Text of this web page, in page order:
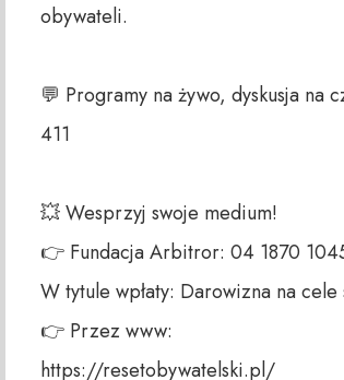
obywateli.
💬 Programy na żywo, dyskusja na
411
💥 Wesprzyj swoje medium!
👉 Fundacja Arbitror: 04 1870
W tytule wpłaty: Darowizna na
👉 Przez www:
https://resetobywatelski.pl/